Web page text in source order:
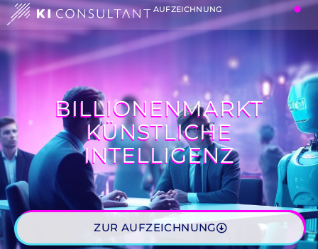
AUFZEICHNUNG
BILLIONENMARKT
KÜNSTLICHE
INTELLIGENZ
ZUR AUFZEICHNUNG